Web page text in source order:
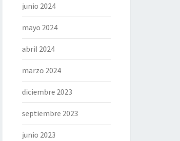
junio 2024
mayo 2024
abril 2024
marzo 2024
diciembre 2023
septiembre 2023
junio 2023